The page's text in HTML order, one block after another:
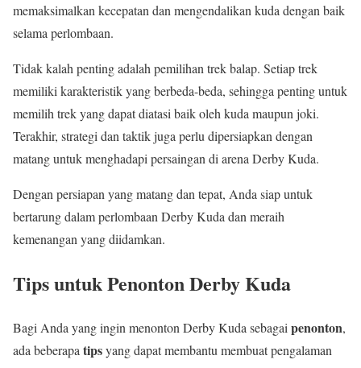
memaksimalkan kecepatan dan mengendalikan kuda dengan baik
selama perlombaan.
Tidak kalah penting adalah pemilihan trek balap. Setiap trek
memiliki karakteristik yang berbeda-beda, sehingga penting untuk
memilih trek yang dapat diatasi baik oleh kuda maupun joki.
Terakhir, strategi dan taktik juga perlu dipersiapkan dengan
matang untuk menghadapi persaingan di arena Derby Kuda.
Dengan persiapan yang matang dan tepat, Anda siap untuk
bertarung dalam perlombaan Derby Kuda dan meraih
kemenangan yang diidamkan.
Tips untuk Penonton Derby Kuda
Bagi Anda yang ingin menonton Derby Kuda sebagai penonton,
ada beberapa tipsyang dapat membantu membuat pengalaman